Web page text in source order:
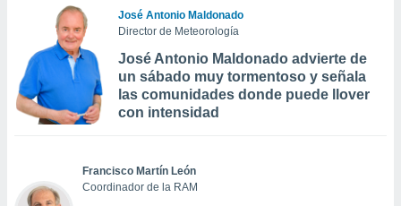
José Antonio Maldonado
Director de Meteorología
José Antonio Maldonado advierte de
un sábado muy tormentoso y señala
las comunidades donde puede llover
con intensidad
Francisco Martín León
Coordinador de la RAM